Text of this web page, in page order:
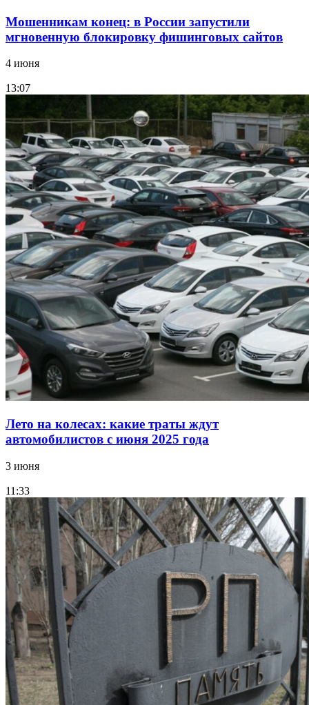
Мошенникам конец: в России запустили
мгновенную блокировку фишинговых сайтов
4 июня
13:07
Лето на колесах: какие траты ждут
автомобилистов с июня 2025 года
3 июня
11:33